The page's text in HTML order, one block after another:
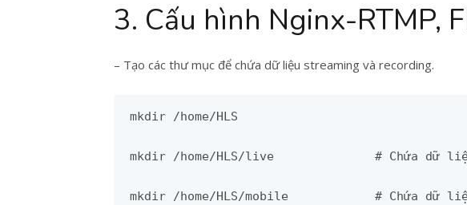
3. Cấu hình Nginx-RTMP,
– Tạo các thư mục để chứa dữ liệu streaming và recording.
mkdir /home/HLS
mkdir /home/HLS/live              # Chứa dữ
mkdir /home/HLS/mobile            # Chứa dữ